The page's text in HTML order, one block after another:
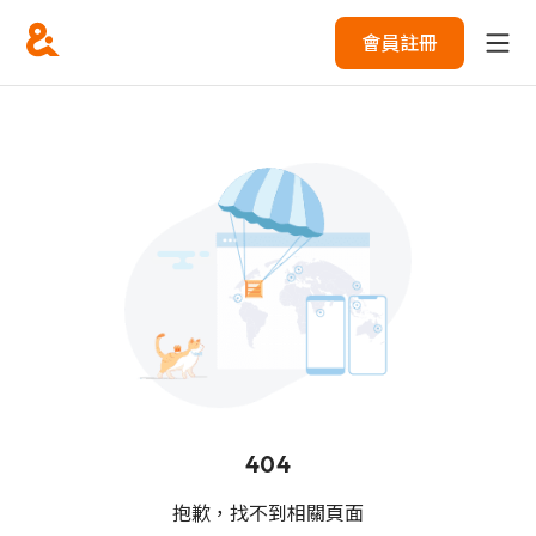
會員註冊
404
抱歉，找不到相關頁面